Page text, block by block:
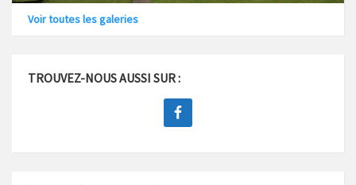
Voir toutes les galeries
TROUVEZ-NOUS AUSSI SUR :